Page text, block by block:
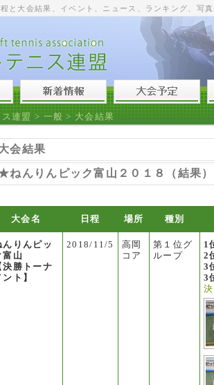
と大会結果、イベント、ニュース、ランキング、写真
連盟 > 一般 > 大会結果
会結果
ねんりんピック富山２０１８（結果
大会名 日程 場所 種別
んりんピッ
富山
決勝トーナ
ント】
2018/11/5
高岡
コア
第１位グ
ループ
1
2
3
3